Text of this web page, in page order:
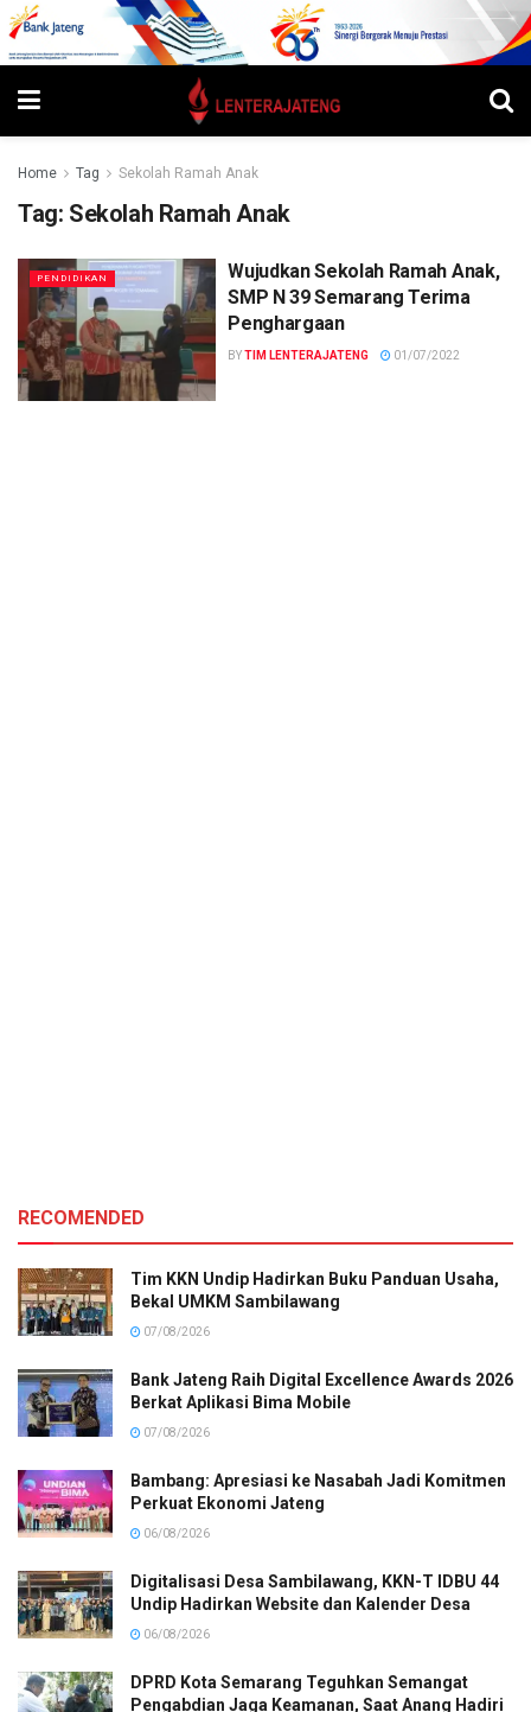
Home Tag Sekolah Ramah Anak
Tag: Sekolah Ramah Anak
PENDIDIKAN
Wujudkan Sekolah Ramah Anak,
SMP N 39 Semarang Terima
Penghargaan
BYTIM LENTERAJATENG 01/07/2022
RECOMENDED
Tim KKN Undip Hadirkan Buku Panduan Usaha,
Bekal UMKM Sambilawang
07/08/2026
Bank Jateng Raih Digital Excellence Awards 2026
Berkat Aplikasi Bima Mobile
07/08/2026
Bambang: Apresiasi ke Nasabah Jadi Komitmen
Perkuat Ekonomi Jateng
06/08/2026
Digitalisasi Desa Sambilawang, KKN-T IDBU 44
Undip Hadirkan Website dan Kalender Desa
06/08/2026
DPRD Kota Semarang Teguhkan Semangat
Pengabdian Jaga Keamanan, Saat Anang Hadiri